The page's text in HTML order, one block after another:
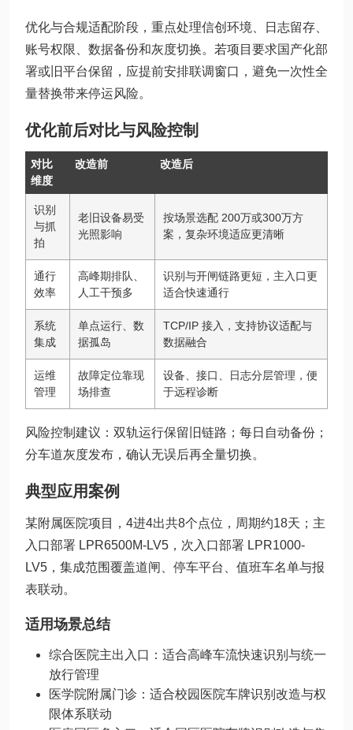
优化与合规适配阶段，重点处理信创环境、日志留存、
账号权限、数据备份和灰度切换。若项目要求国产化部
署或旧平台保留，应提前安排联调窗口，避免一次性全
量替换带来停运风险。
优化前后对比与风险控制
对比
维度
改造前 改造后
识别
与抓
拍
老旧设备易受
光照影响
按场景选配 200万或300万方
案，复杂环境适应更清晰
通行
效率
高峰期排队、
人工干预多
识别与开闸链路更短，主入口更
适合快速通行
系统
集成
单点运行、数
据孤岛
TCP/IP 接入，支持协议适配与
数据融合
运维
管理
故障定位靠现
场排查
设备、接口、日志分层管理，便
于远程诊断
风险控制建议：双轨运行保留旧链路；每日自动备份；
分车道灰度发布，确认无误后再全量切换。
典型应用案例
某附属医院项目，4进4出共8个点位，周期约18天；主
入口部署 LPR6500M-LV5，次入口部署 LPR1000-
LV5，集成范围覆盖道闸、停车平台、值班车名单与报
表联动。
适用场景总结
综合医院主出入口：适合高峰车流快速识别与统一
放行管理
医学院附属门诊：适合校园医院车牌识别改造与权
限体系联动